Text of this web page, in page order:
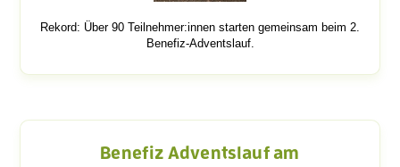
Rekord: Über 90 Teilnehmer:innen starten gemeinsam beim 2.
Benefiz-Adventslauf.
Benefiz Adventslauf am